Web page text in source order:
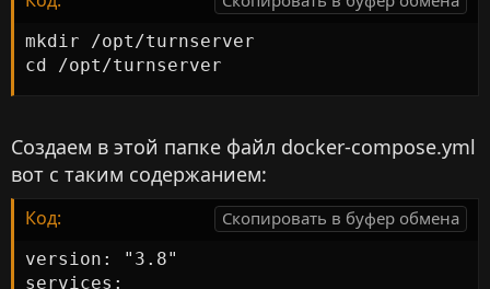
mkdir /opt/turnserver
cd /opt/turnserver
Создаем в этой папке файл docker-compose.yml
вот с таким содержанием:
Код: Скопировать в буфер обмена
version: "3.8"
services: